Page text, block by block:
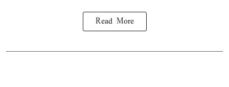
Read More